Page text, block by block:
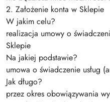
2. Założenie konta w Sklepie
W jakim celu?
realizacja umowy o
Sklepie
Na jakiej podstawie?
umowa o świadczenie usług
Jak długo?
przez okres obowiązywania